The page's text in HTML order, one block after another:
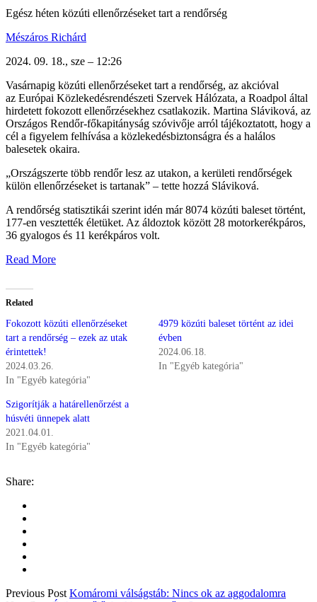
Egész héten közúti ellenőrzéseket tart a rendőrség
Mészáros Richárd
2024. 09. 18., sze – 12:26
Vasárnapig közúti ellenőrzéseket tart a rendőrség, az akcióval
az Európai Közlekedésrendészeti Szervek Hálózata, a Roadpol által
hirdetett fokozott ellenőrzésekhez csatlakozik. Martina Sláviková, az
Országos Rendőr-főkapitányság szóvivője arról tájékoztatott, hogy a
cél a figyelem felhívása a közlekedésbiztonságra és a halálos
balesetek okaira.
„Országszerte több rendőr lesz az utakon, a kerületi rendőrségek
külön ellenőrzéseket is tartanak” – tette hozzá Sláviková.
A rendőrség statisztikái szerint idén már 8074 közúti baleset történt,
177-en vesztették életüket. Az áldoztok között 28 motorkerékpáros,
36 gyalogos és 11 kerékpáros volt.
Read More
Related
Fokozott közúti ellenőrzéseket
tart a rendőrség – ezek az utak
érintettek!
2024.03.26.
In "Egyéb kategória"
4979 közúti baleset történt az idei
évben
2024.06.18.
In "Egyéb kategória"
Szigorítják a határellenőrzést a
húsvéti ünnepek alatt
2021.04.01.
In "Egyéb kategória"
Share:
Previous Post Komáromi válságstáb: Nincs ok az aggodalomra